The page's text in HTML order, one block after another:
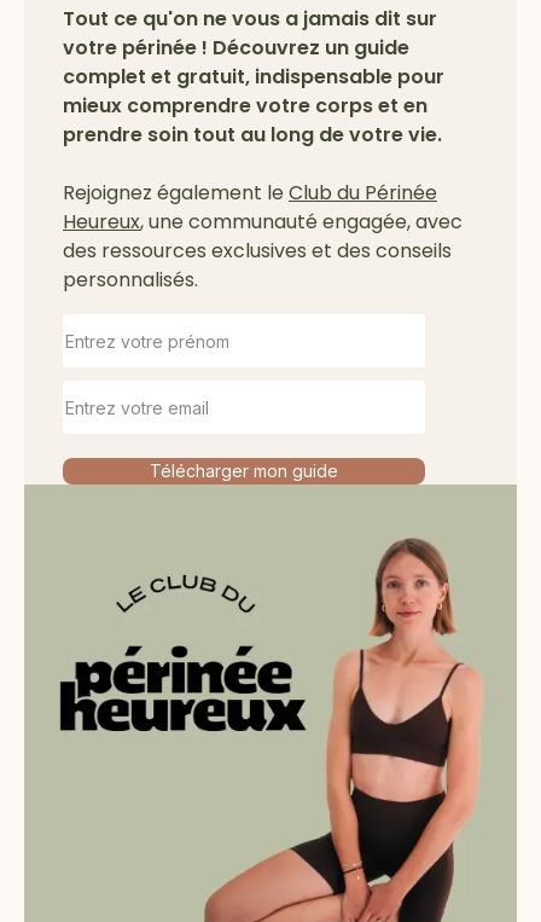
Tout ce qu'on ne vous a jamais dit sur
votre périnée ! Découvrez un guide
complet et gratuit, indispensable pour
mieux comprendre votre corps et en
prendre soin tout au long de votre vie.
Rejoignez également le Club du Périnée
Heureux, une communauté engagée, avec
des ressources exclusives et des conseils
personnalisés.
Télécharger mon guide